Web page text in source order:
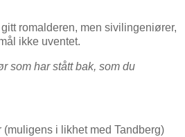
romalderen, men sivilingeniører,
ikke uventet.
som har stått bak, som du
i likhet med Tandberg)